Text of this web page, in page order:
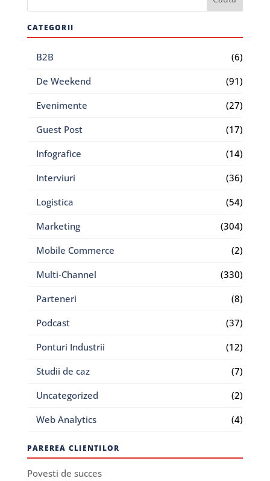
CATEGORII
B2B
(6)
De Weekend
(91)
Evenimente
(27)
Guest Post
(17)
Infografice
(14)
Interviuri
(36)
Logistica
(54)
Marketing
(304)
Mobile Commerce
(2)
Multi-Channel
(330)
Parteneri
(8)
Podcast
(37)
Ponturi Industrii
(12)
Studii de caz
(7)
Uncategorized
(2)
Web Analytics
(4)
PAREREA CLIENTILOR
Povesti de succes